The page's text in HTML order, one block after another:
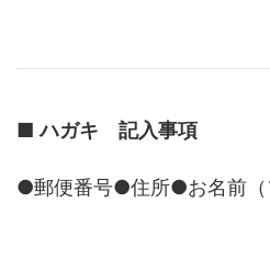
■ハガキ 記入事項
●郵便番号●住所●お名前